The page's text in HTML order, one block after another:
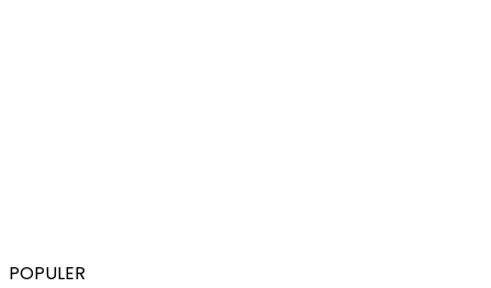
POPULER